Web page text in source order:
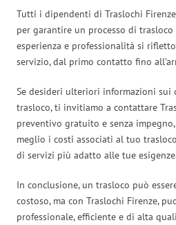
Tutti i dipendenti di Traslochi
per garantire un processo di
esperienza e professionalità si
servizio, dal primo contatto fino
Se desideri ulteriori informazioni sui
trasloco, ti invitiamo a contattare
preventivo gratuito e senza
meglio i costi associati al tuo
di servizi più adatto alle tue
In conclusione, un trasloco può
costoso, ma con Traslochi Firenze,
professionale, efficiente e di alta